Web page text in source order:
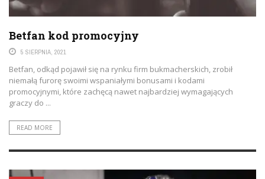
Betfan kod promocyjny
5 SIERPNIA, 2021
Betfan, odkąd pojawił się na rynku firm bukmacherskich, zrobił
niemałą furorę swoimi wspaniałymi bonusami i kodami
promocyjnymi, które zachęcą nawet najbardziej wymagających
graczy do ...
READ MORE